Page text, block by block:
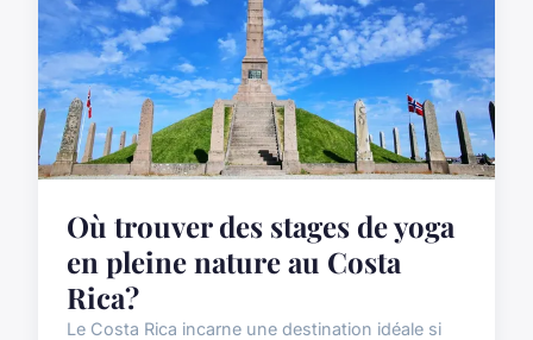
Où trouver des stages de yoga
en pleine nature au Costa
Rica?
Le Costa Rica incarne une destination idéale si